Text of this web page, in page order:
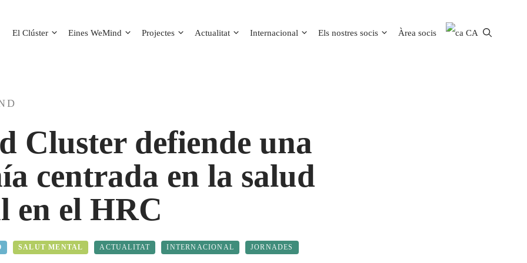
El Clúster Eines WeMind Projectes Actualitat Internacional Els nostres socis Àrea socis CA
Cluster defiende una
centrada en la salud
en el HRC
SALUT MENTAL ACTUALITAT INTERNACIONAL JORNADES